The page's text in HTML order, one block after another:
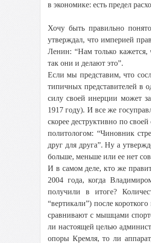
в экономике: есть предел
Хочу быть правильно
утверждал, что империей
Ленин: “Нам только кажется,
так они и делают это”.
Если мы представим, что
типичных представителей в
силу своей инерции может
1917 году). И все же
скорее деструктивно по
политологом: “Чиновник
друг для друга”. Ну а
больше, меньше или ее нет
И в самом деле, кто же
2004 года, когда
получили в итоге?
“вертикали”) после
сравнивают с мышцами
ли настоящей целью
опоры Кремля, то ли